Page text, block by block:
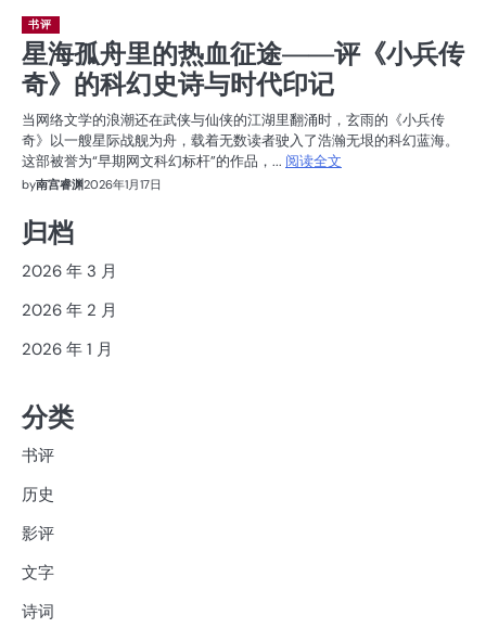
书评
星海孤舟里的热血征途——评《小兵传
奇》的科幻史诗与时代印记
当网络文学的浪潮还在武侠与仙侠的江湖里翻涌时，玄雨的《小兵传
奇》以一艘星际战舰为舟，载着无数读者驶入了浩瀚无垠的科幻蓝海。
这部被誉为“早期网文科幻标杆”的作品，... 阅读全文
by南宫睿渊2026年1月17日
归档
2026 年 3 月
2026 年 2 月
2026 年 1 月
分类
书评
历史
影评
文字
诗词